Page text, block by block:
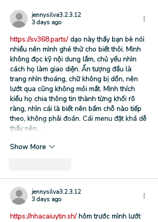
jennysilva3.2.3.12
3 days ago
https://sv368.parts/ dạo này thấy bạn bè nói
nhiều nên mình ghé thử cho biết thôi. Mình
không đọc kỹ nội dung lắm, chủ yếu nhìn
cách họ làm giao diện. Ấn tượng đầu là
trang nhìn thoáng, chữ không bị dồn, nên
lướt qua cũng không mỏi mắt. Mình thích
kiểu họ chia thông tin thành từng khối rõ
ràng, nhìn cái là biết nên bấm chỗ nào tiếp
theo, không phải đoán. Cái menu đặt khá dễ
thấy nên…
Show More
jennysilva3.2.3.12
3 days ago
https://nhacaiuytin.sh/ hôm trước mình lướt